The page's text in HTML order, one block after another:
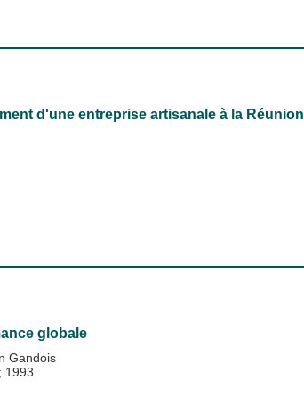
d'une entreprise artisanale à la Réunion
globale
Gandois
; 1993